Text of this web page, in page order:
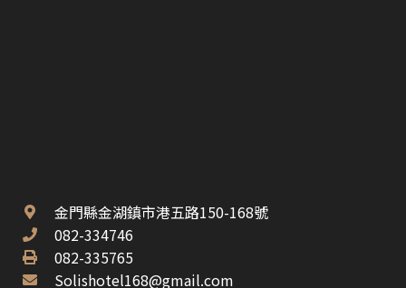
金門縣金湖鎮市港五路150-168號
082-334746
082-335765
Solishotel168@gmail.com